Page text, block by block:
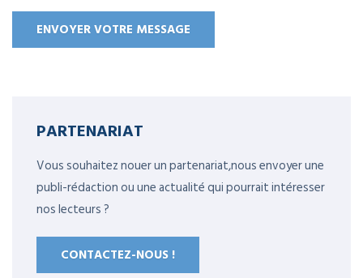
PARTENARIAT
Vous souhaitez nouer un partenariat,nous envoyer une
publi-rédaction ou une actualité qui pourrait intéresser
nos lecteurs ?
CONTACTEZ-NOUS !